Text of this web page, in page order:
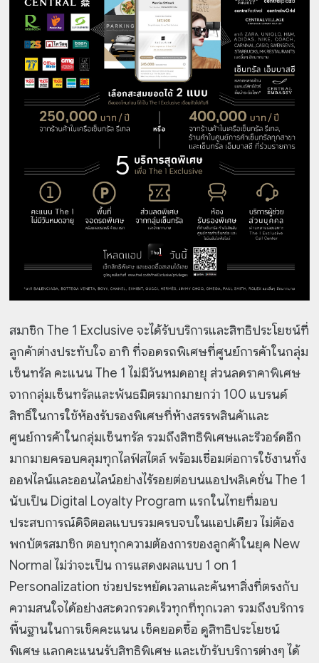
สมาชิก The 1 Exclusive จะได้รับบริการและสิทธิประโยชน์ที่
ลูกค้าต่างประทับใจ อาทิ ที่จอดรถพิเศษที่ศูนย์การค้าในกลุ่ม
เซ็นทรัล คะแนน The 1 ไม่มีวันหมดอายุ ส่วนลดราคาพิเศษ
จากกลุ่มเซ็นทรัลและพันธมิตรมากมายกว่า 100 แบรนด์
สิทธิ์ในการใช้ห้องรับรองพิเศษที่ห้างสรรพสินค้าและ
ศูนย์การค้าในกลุ่มเซ็นทรัล รวมถึงสิทธิพิเศษและรีวอร์ดอีก
มากมายครอบคลุมทุกไลฟ์สไตล์ พร้อมเชื่อมต่อการใช้งานทั้ง
ออฟไลน์และออนไลน์อย่างไร้รอยต่อบนแอปพลิเคชั่น The 1
นับเป็น Digital Loyalty Program แรกในไทยที่มอบ
ประสบการณ์ดิจิตอลแบบรวมครบจบในแอปเดียว ไม่ต้อง
พกบัตรสมาชิก ตอบทุกความต้องการของลูกค้าในยุค New
Normal ไม่ว่าจะเป็น การแสดงผลแบบ 1 on 1
Personalization ช่วยประหยัดเวลาและค้นหาสิ่งที่ตรงกับ
ความสนใจได้อย่างสะดวกรวดเร็วทุกที่ทุกเวลา รวมถึงบริการ
พื้นฐานในการเช็คคะแนน เช็คยอดซื้อ ดูสิทธิประโยชน์
พิเศษ แลกคะแนนรับสิทธิพิเศษ และเข้ารับบริการต่างๆ ได้